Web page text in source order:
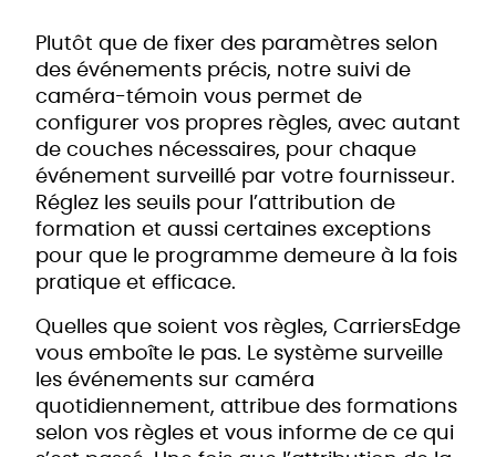
Plutôt que de fixer des paramètres selon
des événements précis, notre suivi de
caméra-témoin vous permet de
configurer vos propres règles, avec autant
de couches nécessaires, pour chaque
événement surveillé par votre fournisseur.
Réglez les seuils pour l’attribution de
formation et aussi certaines exceptions
pour que le programme demeure à la fois
pratique et efficace.
Quelles que soient vos règles, CarriersEdge
vous emboîte le pas. Le système surveille
les événements sur caméra
quotidiennement, attribue des formations
selon vos règles et vous informe de ce qui